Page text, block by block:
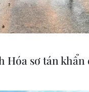
đầu tư công,
chờ
Hóa sơ tán khẩn